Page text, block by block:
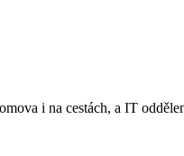
i na cestách, a IT